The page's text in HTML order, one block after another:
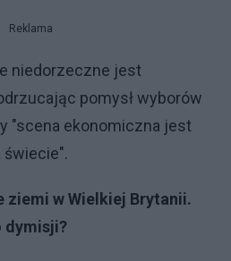
Reklama
niedorzeczne jest
pomysł wyborów
"scena ekonomiczna jest
świecie".
w Wielkiej Brytanii.
dymisji?